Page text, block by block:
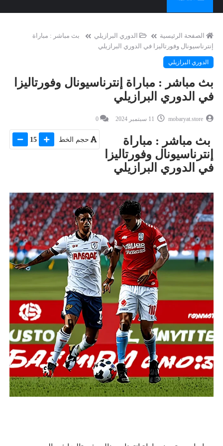
الصفحة الرئيسية الدوري البرازيلي
بث مباشر : مباراة
إنترناسيونال وفورتاليزا في الدوري البرازيلي
الدوري البرازيلي
بث مباشر : مباراة إنترناسيونال وفورتاليزا
في الدوري البرازيلي
mobaryat.store
0
حجم الخط 15
بث مباشر : مباراة
إنترناسيونال وفورتاليزا
في الدوري البرازيلي